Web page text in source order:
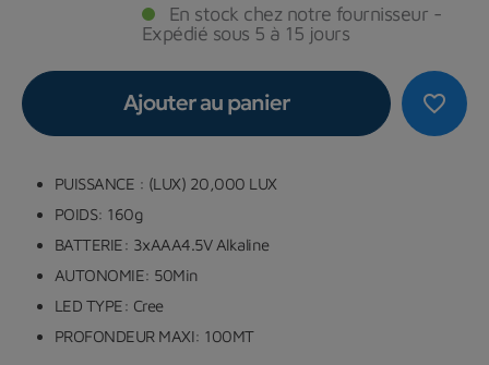
En stock chez notre fournisseur -
Expédié sous 5 à 15 jours
favorite_border
Ajouter au panier
PUISSANCE : (LUX) 20,000 LUX
POIDS: 160g
BATTERIE: 3xAAA4.5V Alkaline
AUTONOMIE: 50Min
LED TYPE: Cree
PROFONDEUR MAXI: 100MT